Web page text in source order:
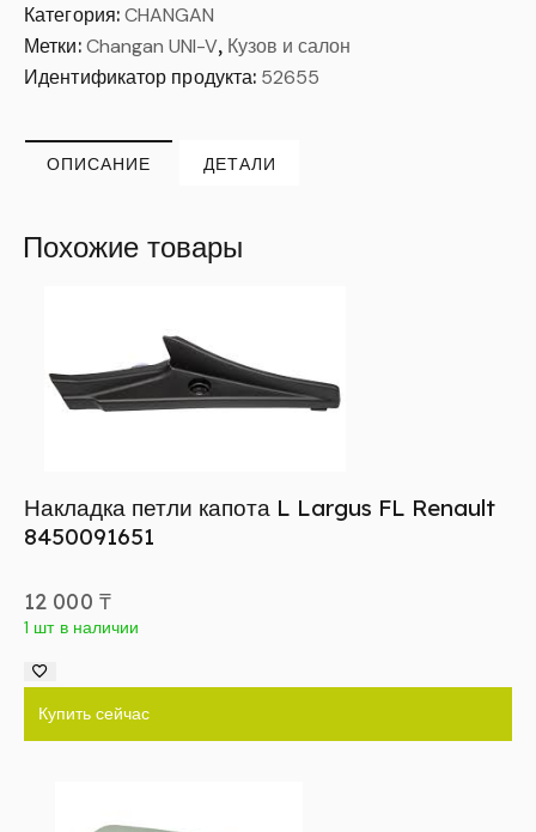
Категория:CHANGAN
Метки: Changan UNI-V, Кузов и салон
Идентификатор продукта: 52655
ОПИСАНИЕ ДЕТАЛИ
Похожие товары
Накладка петли капота L Largus FL Renault
8450091651
12 000 ₸
1 шт в наличии
Купить сейчас